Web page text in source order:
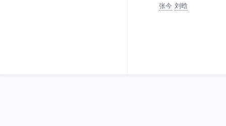
张今 刘晗